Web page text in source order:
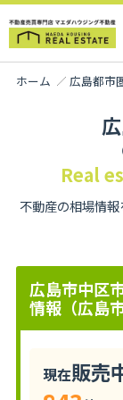
ホーム 広島都市
Real
不動産の相場情
広島市中区
情報（広島
現在販売